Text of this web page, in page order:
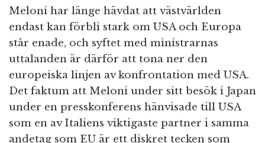
Meloni har länge hävdat att västvärlden
endast kan förbli stark om USA och Europa
står enade, och syftet med ministrarnas
uttalanden är därför att tona ner den
europeiska linjen av konfrontation med USA.
Det faktum att Meloni under sitt besök i Japan
under en presskonferens hänvisade till USA
som en av Italiens viktigaste partner i samma
andetag som EU är ett diskret tecken som